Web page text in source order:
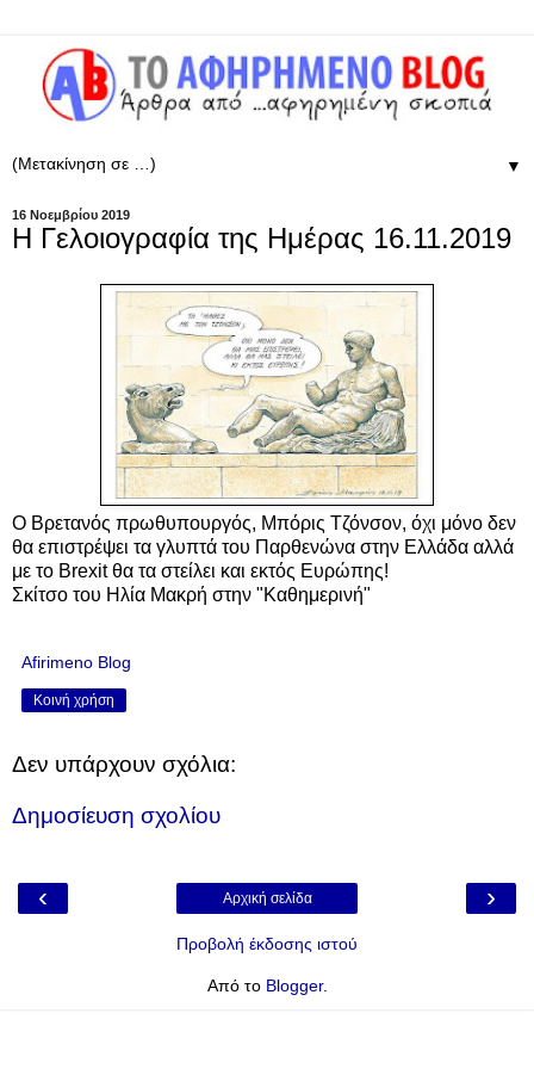
▼
16 Νοεμβρίου 2019
Η Γελοιογραφία της Ημέρας 16.11.2019
Ο Βρετανός πρωθυπουργός, Μπόρις Τζόνσον, όχι μόνο δεν
θα επιστρέψει τα γλυπτά του Παρθενώνα στην Ελλάδα αλλά
με το Brexit θα τα στείλει και εκτός Ευρώπης!
Σκίτσο του Ηλία Μακρή στην "Καθημερινή"
Afirimeno Blog
Κοινή χρήση
Δεν υπάρχουν σχόλια:
Δημοσίευση σχολίου
‹ ›
Αρχική σελίδα
Προβολή έκδοσης ιστού
Από το Blogger.